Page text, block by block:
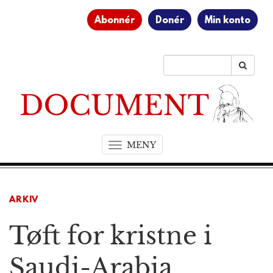
Abonnér Donér Min konto
MENYT
o
n
a
v
ARKIV
Tøft for kristne i